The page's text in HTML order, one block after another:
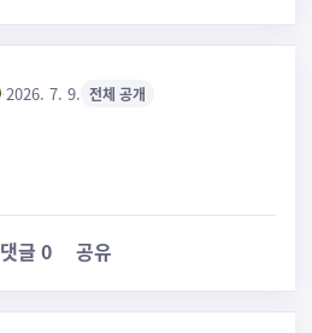
·2026. 7. 9. 전체 공개
댓글 0 공유